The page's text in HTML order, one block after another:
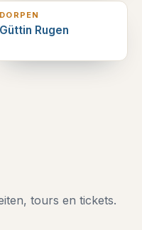
DORPEN
Güttin Rugen
tours en tickets.